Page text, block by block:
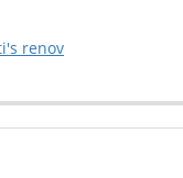
renov